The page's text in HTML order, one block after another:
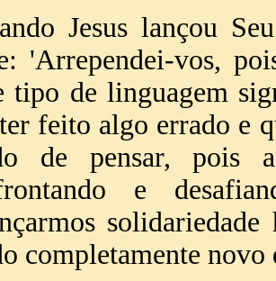
Jesus lançou
'Arrependei-vos,
tipo de linguagem
feito algo errado e
de pensar, pois
e
completamente